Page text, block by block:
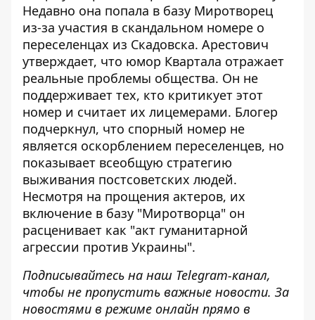
Недавно она попала в базу Миротворец
из-за участия в скандальном номере о
переселенцах из Скадовска. Арестович
утверждает, что юмор Квартала отражает
реальные проблемы общества. Он не
поддерживает тех, кто критикует этот
номер и считает их лицемерами. Блогер
подчеркнул, что спорный номер не
является оскорблением переселенцев, но
показывает всеобщую стратегию
выживания постсоветских людей.
Несмотря на прощения актеров, их
включение в базу "Миротворца" он
расценивает как "акт гуманитарной
агрессии против Украины".
Подписывайтесь на наш Telegram-канал,
чтобы не пропустить важные новости. За
новостями в режиме онлайн прямо в